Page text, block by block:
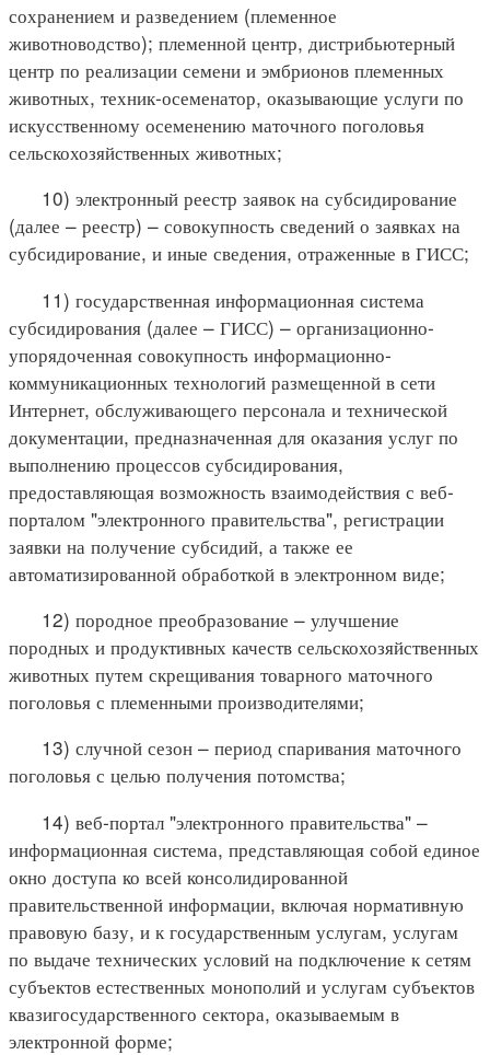
сохранением и разведением (племенное
животноводство); племенной центр, дистрибьютерный
центр по реализации семени и эмбрионов племенных
животных, техник-осеменатор, оказывающие услуги по
искусственному осеменению маточного поголовья
сельскохозяйственных животных;
10) электронный реестр заявок на субсидирование
(далее – реестр) – совокупность сведений о заявках на
субсидирование, и иные сведения, отраженные в ГИСС;
11) государственная информационная система
субсидирования (далее – ГИСС) – организационно-
упорядоченная совокупность информационно-
коммуникационных технологий размещенной в сети
Интернет, обслуживающего персонала и технической
документации, предназначенная для оказания услуг по
выполнению процессов субсидирования,
предоставляющая возможность взаимодействия с веб-
порталом "электронного правительства", регистрации
заявки на получение субсидий, а также ее
автоматизированной обработкой в электронном виде;
12) породное преобразование – улучшение
породных и продуктивных качеств сельскохозяйственных
животных путем скрещивания товарного маточного
поголовья с племенными производителями;
13) случной сезон – период спаривания маточного
поголовья с целью получения потомства;
14) веб-портал "электронного правительства" –
информационная система, представляющая собой единое
окно доступа ко всей консолидированной
правительственной информации, включая нормативную
правовую базу, и к государственным услугам, услугам
по выдаче технических условий на подключение к сетям
субъектов естественных монополий и услугам субъектов
квазигосударственного сектора, оказываемым в
электронной форме;